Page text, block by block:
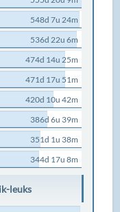
548d 7u 24m
536d 22u 6m
474d 14u 25m
471d 17u 51m
420d 10u 42m
386d 6u 39m
351d 1u 38m
344d 17u 8m
leuks